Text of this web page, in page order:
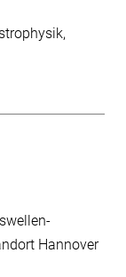
Hannover